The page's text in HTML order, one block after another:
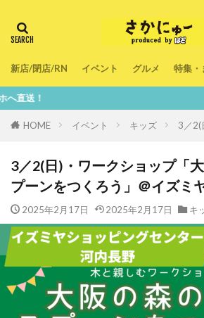
新店/閉店/RN イベント グルメ 特集・
HOME イベント キッズ 3／2(
3／2(日)・ワークショップ「
プーンをつくろう」＠イズミ
2025年2月17日 2025年2月17日 キ